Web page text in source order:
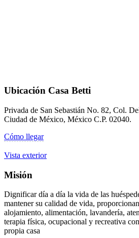
Ubicación Casa Betti
Privada de San Sebastián No. 82, Col.
Ciudad de México, México C.P. 02040.
Cómo llegar
Vista exterior
Misión
Dignificar día a día la vida de las
mantener su calidad de vida,
alojamiento, alimentación, lavandería,
terapia física, ocupacional y recreativa
propia casa